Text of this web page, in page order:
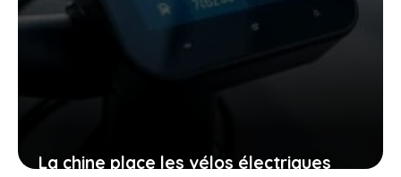
La chine place les vélos électriques